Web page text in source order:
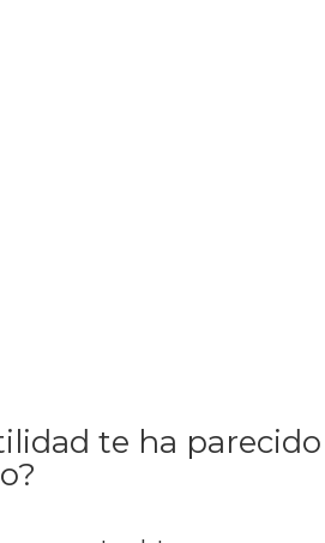
te ha parecido